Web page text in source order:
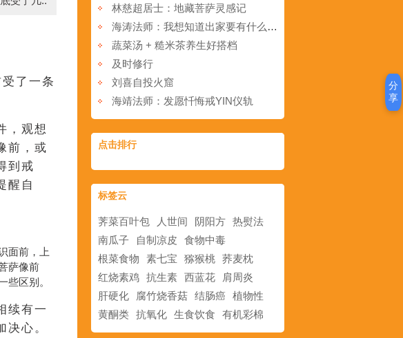
了一条
，观想
前，或
到戒
醒自
面前，上
萨像前
些区别。
续有一
心。
林慈超居士：地藏菩萨灵感记
海涛法师：我想知道出家要有什么因缘-要具足什么条件-
蔬菜汤 + 糙米茶养生好搭档
及时修行
刘喜自投火窟
海靖法师：发愿忏悔戒YIN仪轨
点击排行
标签云
荠菜百叶包 人世间 阴阳方 热熨法
南瓜子
自制凉皮
食物中毒
根菜食物
素七宝 猕猴桃 荞麦枕
红烧素鸡 抗生素 西蓝花
肩周炎
肝硬化
腐竹烧香菇 结肠癌 植物性
黄酮类 抗氧化 生食饮食 有机彩棉
分
享